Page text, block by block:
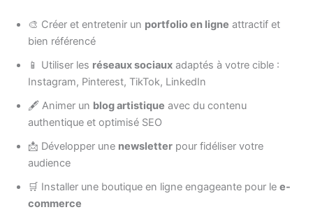
🎨 Créer et entretenir un portfolio en ligne attractif et
bien référencé
📱 Utiliser les réseaux sociaux adaptés à votre cible :
Instagram, Pinterest, TikTok, LinkedIn
🖋️ Animer un blog artistique avec du contenu
authentique et optimisé SEO
📩 Développer une newsletter pour fidéliser votre
audience
🛒 Installer une boutique en ligne engageante pour le e-
commerce